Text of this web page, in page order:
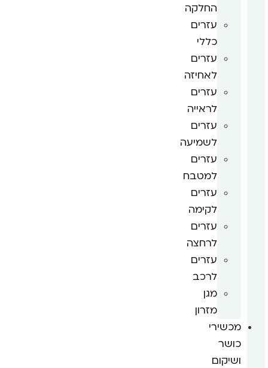
החלקה
עזרים
כללי
עזרים
לאחיזה
עזרים
לראייה
עזרים
לשמיעה
עזרים
למטבח
עזרים
לקימה
עזרים
לרחצה
עזרים
לרכב
מגן
מזרון
מכשירי
כושר
ושיקום